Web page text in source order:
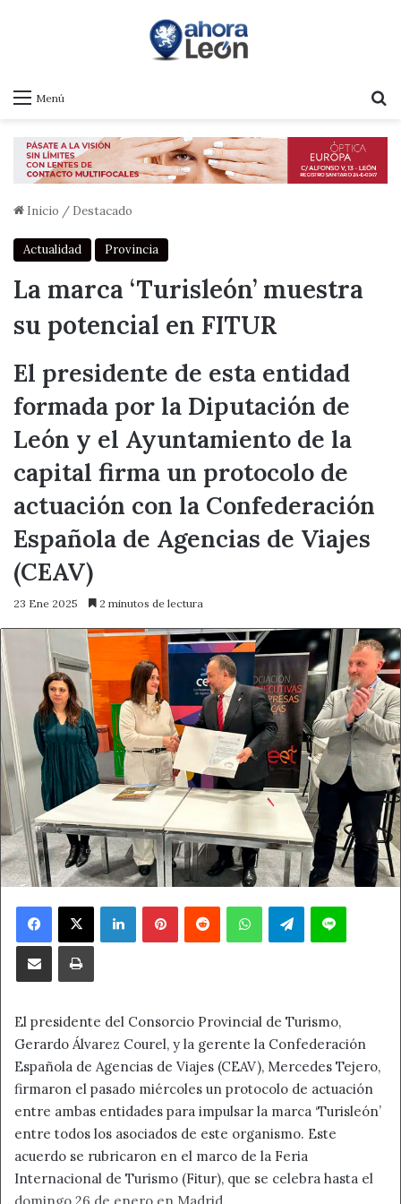
Menú
Inicio / Destacado
Actualidad Provincia
La marca ‘Turisleón’ muestra
su potencial en FITUR
El presidente de esta entidad
formada por la Diputación de
León y el Ayuntamiento de la
capital firma un protocolo de
actuación con la Confederación
Española de Agencias de Viajes
(CEAV)
23 Ene 2025 2 minutos de lectura
Facebook
X LinkedInPinterestReddit WhatsAppTelegramLine
Compartir por correo electrónicoImprimir
El presidente del Consorcio Provincial de Turismo,
Gerardo Álvarez Courel, y la gerente la Confederación
Española de Agencias de Viajes (CEAV), Mercedes Tejero,
firmaron el pasado miércoles un protocolo de actuación
entre ambas entidades para impulsar la marca ‘Turisleón’
entre todos los asociados de este organismo. Este
acuerdo se rubricaron en el marco de la Feria
Internacional de Turismo (Fitur), que se celebra hasta el